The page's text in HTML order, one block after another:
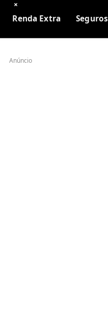
Renda Extra Seguros
Anúncio
×